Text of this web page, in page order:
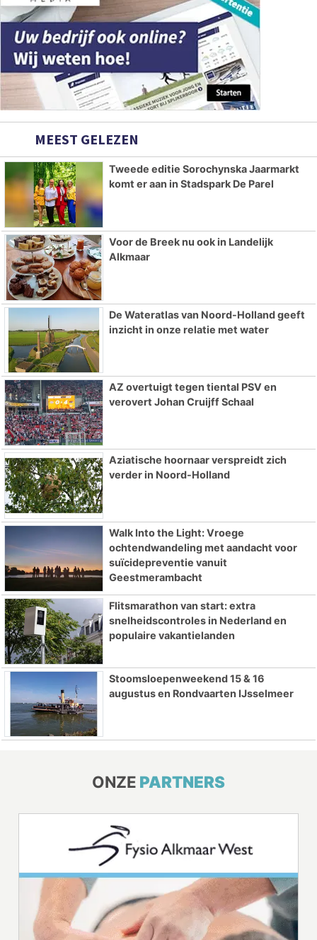
MEEST GELEZEN
Tweede editie Sorochynska Jaarmarkt
komt er aan in Stadspark De Parel
Voor de Breek nu ook in Landelijk
Alkmaar
De Wateratlas van Noord-Holland geeft
inzicht in onze relatie met water
AZ overtuigt tegen tiental PSV en
verovert Johan Cruijff Schaal
Aziatische hoornaar verspreidt zich
verder in Noord-Holland
Walk Into the Light: Vroege
ochtendwandeling met aandacht voor
suïcidepreventie vanuit
Geestmerambacht
Flitsmarathon van start: extra
snelheidscontroles in Nederland en
populaire vakantielanden
Stoomsloepenweekend 15 & 16
augustus en Rondvaarten IJsselmeer
ONZE PARTNERS